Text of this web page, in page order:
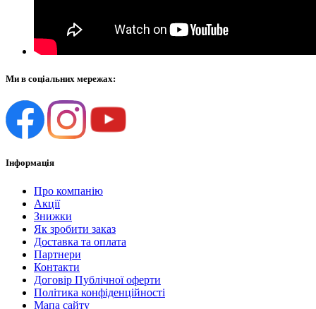
Ми в соціальних мережах:
Інформація
Про компанію
Акції
Знижки
Як зробити заказ
Доставка та оплата
Партнери
Контакти
Договір Публічної оферти
Політика конфіденційності
Мапа сайту